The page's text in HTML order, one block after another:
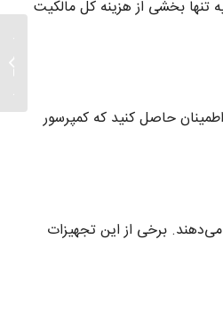
تنها بخشی از هزینه کل مالکیت
حاصل کنید که کمپرسور
برخی از این تجهیزات